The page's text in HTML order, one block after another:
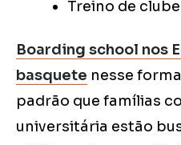
Treino de
Boarding school nos
basquete nesse
padrão que famílias
universitária estão